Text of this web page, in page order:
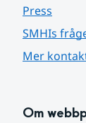
Press
SMHIs
Mer
Om